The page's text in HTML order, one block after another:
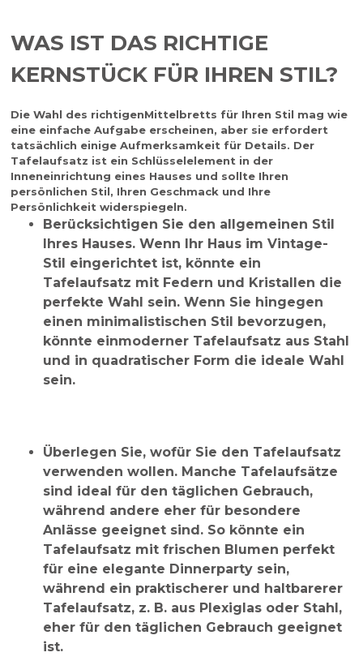
WAS IST DAS RICHTIGE
KERNSTÜCK FÜR IHREN STIL?
Die Wahl des richtigenMittelbretts für Ihren Stil mag wie
eine einfache Aufgabe erscheinen, aber sie erfordert
tatsächlich einige Aufmerksamkeit für Details. Der
Tafelaufsatz ist ein Schlüsselelement in der
Inneneinrichtung eines Hauses und sollte Ihren
persönlichen Stil, Ihren Geschmack und Ihre
Persönlichkeit widerspiegeln.
Berücksichtigen Sie den allgemeinen Stil
Ihres Hauses. Wenn Ihr Haus im Vintage-
Stil eingerichtet ist, könnte ein
Tafelaufsatz mit Federn und Kristallen die
perfekte Wahl sein. Wenn Sie hingegen
einen minimalistischen Stil bevorzugen,
könnte einmoderner Tafelaufsatz aus Stahl
und in quadratischer Form die ideale Wahl
sein.
Überlegen Sie, wofür Sie den Tafelaufsatz
verwenden wollen. Manche Tafelaufsätze
sind ideal für den täglichen Gebrauch,
während andere eher für besondere
Anlässe geeignet sind. So könnte ein
Tafelaufsatz mit frischen Blumen perfekt
für eine elegante Dinnerparty sein,
während ein praktischerer und haltbarerer
Tafelaufsatz, z. B. aus Plexiglas oder Stahl,
eher für den täglichen Gebrauch geeignet
ist.